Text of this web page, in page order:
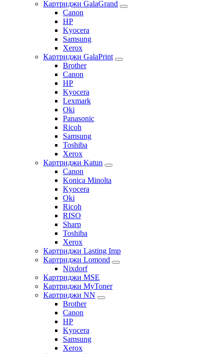
Картриджи GalaGrand
Canon
HP
Kyocera
Samsung
Xerox
Картриджи GalaPrint
Brother
Canon
HP
Kyocera
Lexmark
Oki
Panasonic
Ricoh
Samsung
Toshiba
Xerox
Картриджи Katun
Canon
Konica Minolta
Kyocera
Oki
Ricoh
RISO
Sharp
Toshiba
Xerox
Картриджи Lasting Imp
Картриджи Lomond
Nixdorf
Картриджи MSE
Картриджи MyToner
Картриджи NN
Brother
Canon
HP
Kyocera
Samsung
Xerox